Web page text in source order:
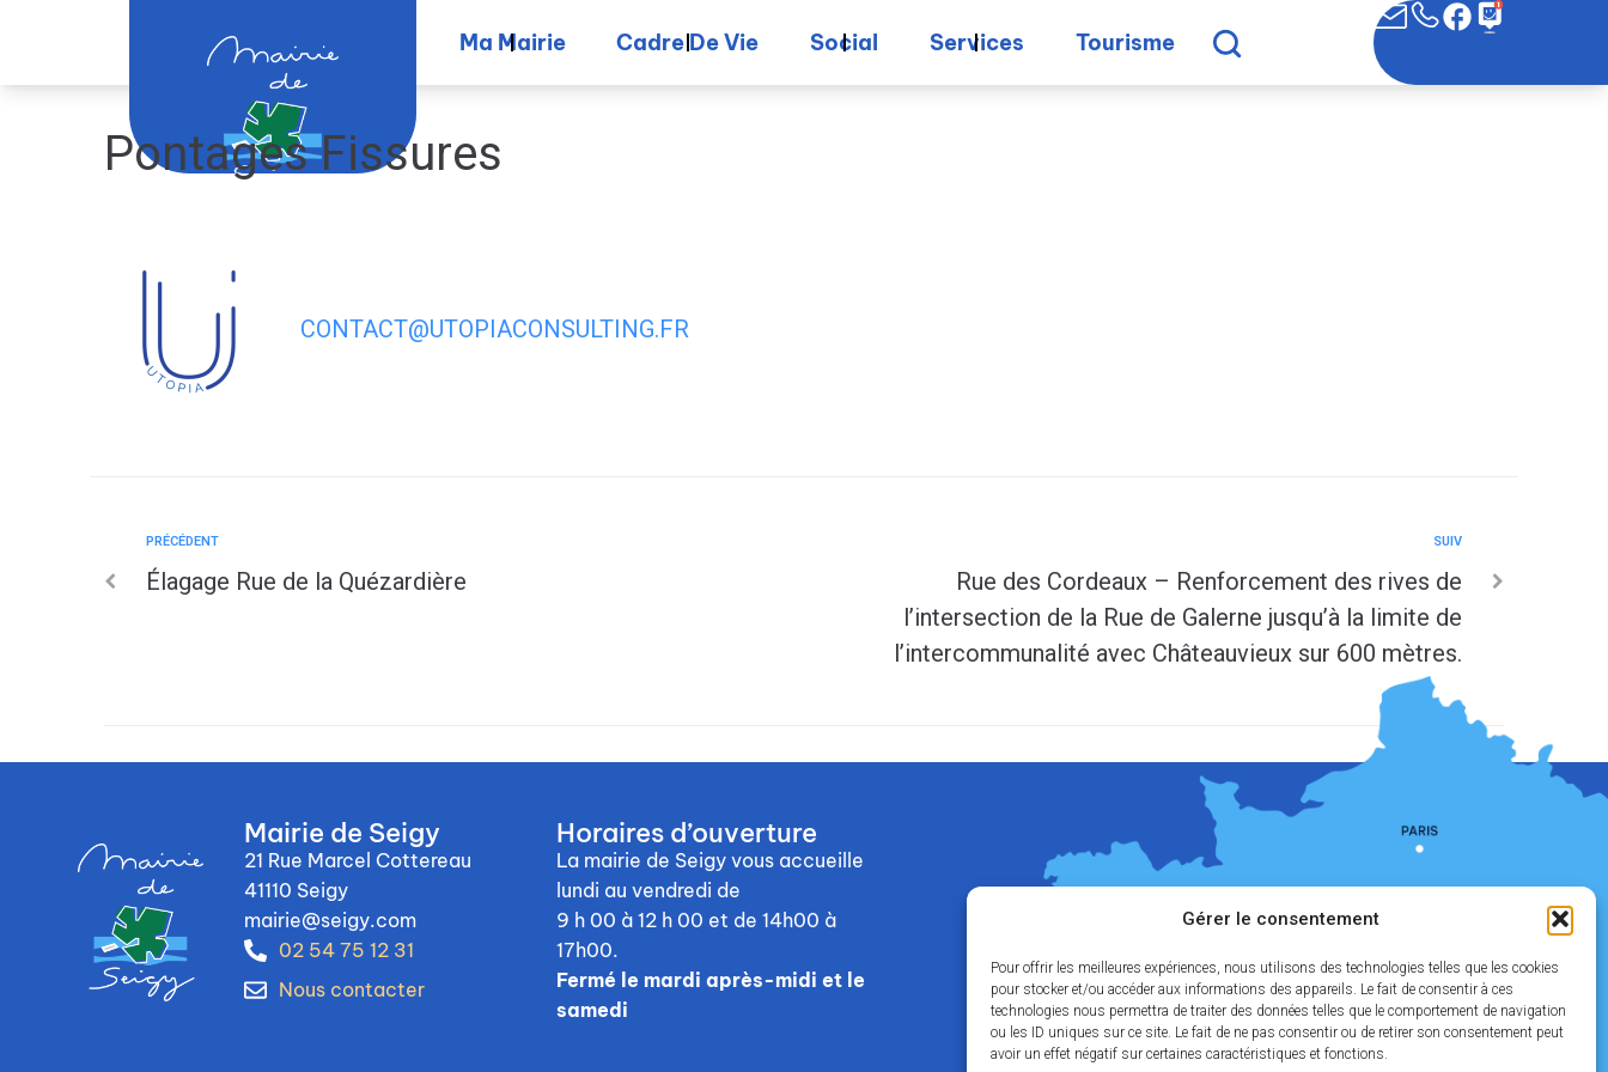
Gérer le consentement
Pour offrir les meilleures expériences, nous utilisons des technologies telles que les cookies
pour stocker et/ou accéder aux informations des appareils. Le fait de consentir à ces
technologies nous permettra de traiter des données telles que le comportement de navigation
ou les ID uniques sur ce site. Le fait de ne pas consentir ou de retirer son consentement peut
avoir un effet négatif sur certaines caractéristiques et fonctions.
Ma Mairie Cadre De Vie Social Services Tourisme
Pontages Fissures
CONTACT@UTOPIACONSULTING.FR
PRÉCÉDENT
Élagage Rue de la Quézardière
SUIV
Rue des Cordeaux – Renforcement des rives de
l’intersection de la Rue de Galerne jusqu’à la limite de
l’intercommunalité avec Châteauvieux sur 600 mètres.
Mairie de Seigy
21 Rue Marcel Cottereau
41110 Seigy
mairie@seigy.com
02 54 75 12 31
Nous contacter
Horaires d’ouverture
La mairie de Seigy vous accueille
lundi au vendredi de
9 h 00 à 12 h 00 et de 14h00 à
17h00.
Fermé le mardi après-midi et le
samedi